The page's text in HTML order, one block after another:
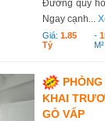
Đường quy
Ngay cạnh...
Giá:1.85
Tỷ
-
M²
KHAI
GÒ VẤP